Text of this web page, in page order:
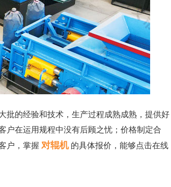
批的经验和技术，生产过程成熟成熟，提供好
户在运用规程中没有后顾之忧；价格制定合
户，掌握 对辊机 的具体报价，能够点击在线